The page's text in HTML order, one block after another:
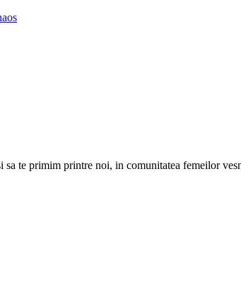
sa te primim printre noi, in comunitatea femeilor